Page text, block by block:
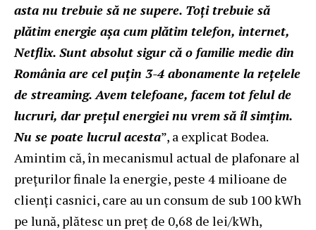
asta nu trebuie să ne supere. Toţi trebuie să
plătim energie aşa cum plătim telefon, internet,
Netflix. Sunt absolut sigur că o familie medie din
România are cel puţin 3-4 abonamente la reţelele
de streaming. Avem telefoane, facem tot felul de
lucruri, dar preţul energiei nu vrem să îl simţim.
Nu se poate lucrul acesta”, a explicat Bodea.
Amintim că, în mecanismul actual de plafonare al
prețurilor finale la energie, peste 4 milioane de
clienți casnici, care au un consum de sub 100 kWh
pe lună, plătesc un preț de 0,68 de lei/kWh,